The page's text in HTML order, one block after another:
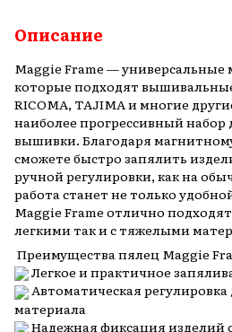
Описание
Maggie Frame —
которые подходят
RICOMA, TAJIMA и многие
наиболее прогрессивный
вышивки. Благодаря
сможете быстро запялить
ручной регулировки, как на
работа станет не только
Maggie Frame отлично
легкими так и с тяжелыми
Преимущества пялец Maggie
Легкое и практичное
Автоматическая
материала
Надежная фиксация